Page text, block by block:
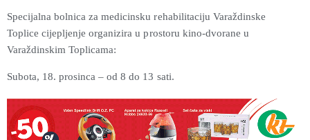
Specijalna bolnica za medicinsku rehabilitaciju Varaždinske
Toplice cijepljenje organizira u prostoru kino-dvorane u
Varaždinskim Toplicama:
Subota, 18. prosinca – od 8 do 13 sati.